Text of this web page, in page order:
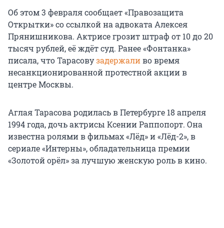
Об этом 3 февраля сообщает «Правозащита
Открытки» со ссылкой на адвоката Алексея
Прянишникова. Актрисе грозит штраф от 10 до 20
тысяч рублей, её ждёт суд. Ранее «Фонтанка»
писала, что Тарасовузадержаливо время
несанкционированной протестной акции в
центре Москвы.
Аглая Тарасова родилась в Петербурге 18 апреля
1994 года, дочь актрисы Ксении Раппопорт. Она
известна ролями в фильмах «Лёд» и «Лёд-2», в
сериале «Интерны», обладательница премии
«Золотой орёл» за лучшую женскую роль в кино.